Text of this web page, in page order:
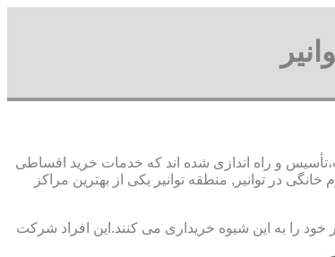
و راه اندازی شده اند که خدمات خرید اقساطی
در توانیر, منطقه توانیر یکی از بهترین مراکز
خود را به این شیوه خریداری می کنند.این افراد شرکت